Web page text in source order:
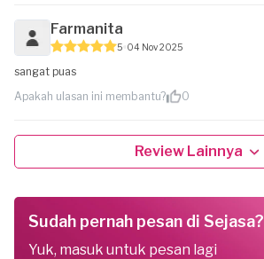
Farmanita
5 04 Nov 2025
sangat puas
Apakah ulasan ini membantu?
0
Review Lainnya
Sudah pernah pesan di Sejasa?
Yuk, masuk untuk pesan lagi